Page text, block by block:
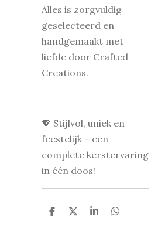
Alles is zorgvuldig
geselecteerd en
handgemaakt met
liefde door Crafted
Creations.
💖 Stijlvol, uniek en
feestelijk – een
complete kerstervaring
in één doos!
D
D
S
D